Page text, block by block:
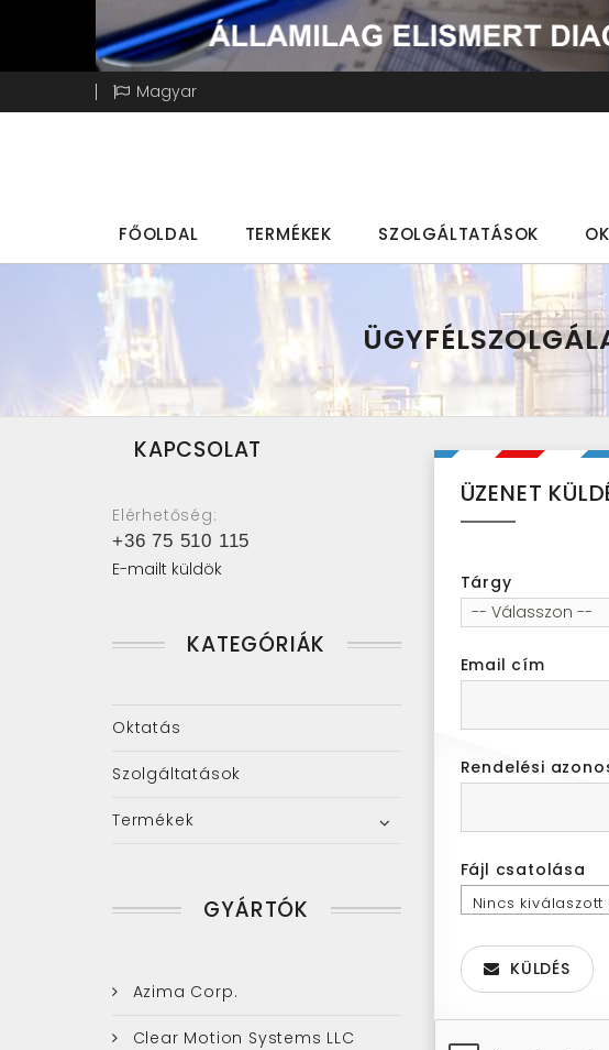
Magyar
FŐOLDAL TERMÉKEK SZOLGÁLTATÁSOK
KAPCSOLAT
Elérhetőség:
+36 75 510 115
E-mailt küldök
KATEGÓRIÁK
Oktatás
Szolgáltatások
Termékek
GYÁRTÓK
Azima Corp.
Clear Motion Systems LLC
ÜZENET
Tárgy
-- Válasszon --
Email cím
Rendelési
Fájl csatolása
Nincs kiválaszott
kiválasztása
KÜLDÉS